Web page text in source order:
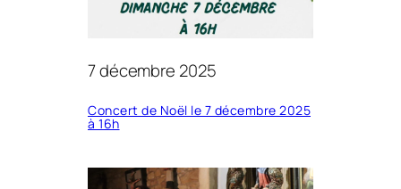
7 décembre 2025
Concert de Noël le 7 décembre 2025
à 16h